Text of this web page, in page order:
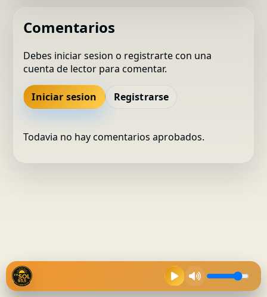
Comentarios
Debes iniciar sesion o registrarte con una
cuenta de lector para comentar.
Iniciar sesion Registrarse
Todavia no hay comentarios aprobados.